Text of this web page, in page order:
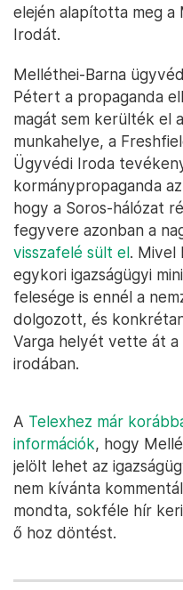
elején alapította meg a
Irodát.
Melléthei-Barna
Pétert a propaganda
magát sem kerülték el
munkahelye, a
Ügyvédi Iroda
kormánypropaganda
hogy a Soros-hálózat
fegyvere azonban a
visszafelé sült el. Mivel
egykori igazságügyi
felesége is ennél a
dolgozott, és
Varga helyét vette át
irodában.
A Telexhez már
információk, hogy
jelölt lehet az
nem kívánta
mondta, sokféle hír
ő hoz döntést.